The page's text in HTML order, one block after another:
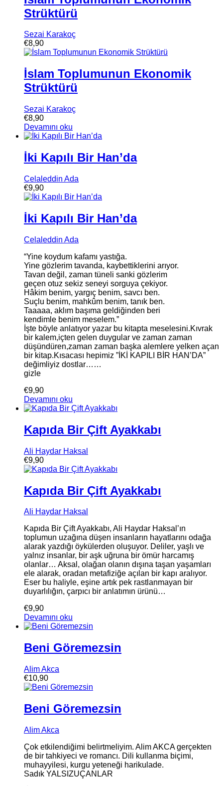
Strüktürü
Sezai Karakoç
€8,90
İslam Toplumunun Ekonomik
Strüktürü
Sezai Karakoç
€8,90
Devamını oku
İki Kapılı Bir Han’da
Celaleddin Ada
€9,90
İki Kapılı Bir Han’da
Celaleddin Ada
“Yine koydum kafamı yastığa.
Yine gözlerim tavanda, kaybettiklerini arıyor.
Tavan değil, zaman tüneli sanki gözlerim
geçen otuz sekiz seneyi sorguya çekiyor.
Hâkim benim, yargıç benim, savcı ben.
Suçlu benim, mahkûm benim, tanık ben.
Taaaaa, aklım başıma geldiğinden beri
kendimle benim meselem.”
İşte böyle anlatıyor yazar bu kitapta meselesini.Kıvrak
bir kalem,içten gelen duygular ve zaman zaman
düşündüren,zaman zaman başka alemlere yelken açan
bir kitap.Kısacası hepimiz ”İKİ KAPILI BİR HAN’DA”
değimliyiz dostlar……
gizle
€9,90
Devamını oku
Kapıda Bir Çift Ayakkabı
Ali Haydar Haksal
€9,90
Kapıda Bir Çift Ayakkabı
Ali Haydar Haksal
Kapıda Bir Çift Ayakkabı, Ali Haydar Haksal’ın
toplumun uzağına düşen insanların hayatlarını odağa
alarak yazdığı öykülerden oluşuyor. Deliler, yaşlı ve
yalnız insanlar, bir aşk uğruna bir ömür harcamış
olanlar… Aksal, olağan olanın dışına taşan yaşamları
ele alarak, oradan metafiziğe açılan bir kapı aralıyor.
Eser bu haliyle, eşine artık pek rastlanmayan bir
duyarlılığın, çarpıcı bir anlatımın ürünü…
€9,90
Devamını oku
Beni Göremezsin
Alim Akca
€10,90
Beni Göremezsin
Alim Akca
Çok etkilendiğimi belirtmeliyim. Alim AKCA gerçekten
de bir tahkiyeci ve romancı. Dili kullanma biçimi,
muhayyilesi, kurgu yeteneği harikulade.
Sadık YALSIZUÇANLAR